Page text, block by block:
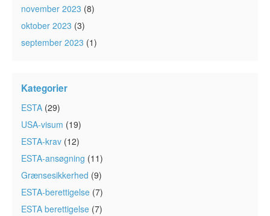
november 2023 (8)
oktober 2023 (3)
september 2023 (1)
Kategorier
ESTA (29)
USA-visum (19)
ESTA-krav (12)
ESTA-ansøgning (11)
Grænsesikkerhed (9)
ESTA-berettigelse (7)
ESTA berettigelse (7)